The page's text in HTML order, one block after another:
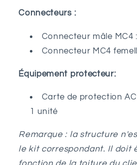
Connecteurs :
Connecteur mâle MC4
Connecteur MC4
Équipement protecteur:
Carte de protection
1 unité
Remarque : la structure
le kit correspondant. Il doit